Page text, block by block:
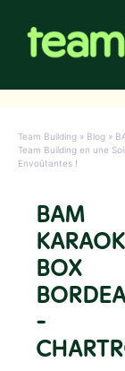
contenu
Team Building » Blog »
Team Building en une
Envoûtantes !
BAM
BOX
-